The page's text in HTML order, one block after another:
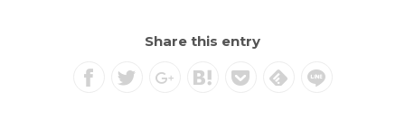
Share this entry